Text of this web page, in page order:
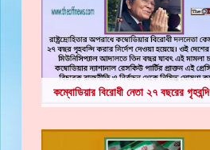
কম্বোডিয়ার বিরোধী নেতা ২৭ বছরের গৃহবন্দি